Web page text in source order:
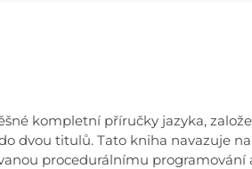
kompletní příručky jazyka,
dvou titulů. Tato kniha navazuje
procedurálnímu programování